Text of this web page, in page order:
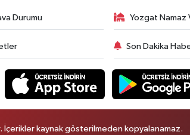
Durumu Yozgat Namaz
Son Dakika
İçerikler kaynak gösterilmeden kopyalanamaz.